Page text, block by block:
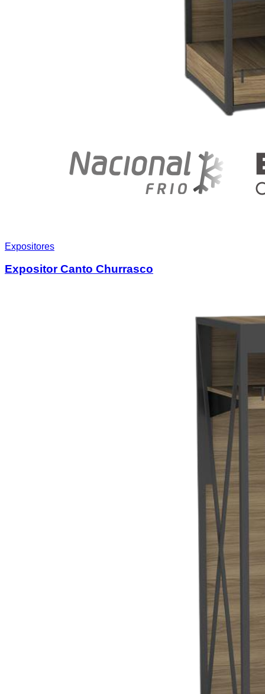
Expositores
Expositor Canto Churrasco